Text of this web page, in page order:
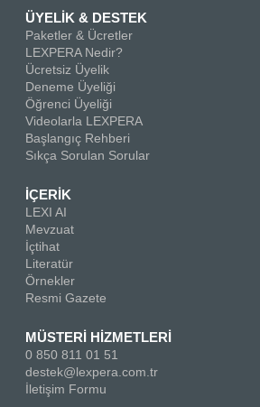
ÜYELİK & DESTEK
Paketler & Ücretler
LEXPERA Nedir?
Ücretsiz Üyelik
Deneme Üyeliği
Öğrenci Üyeliği
Videolarla LEXPERA
Başlangıç Rehberi
Sıkça Sorulan Sorular
İÇERİK
LEXI AI
Mevzuat
İçtihat
Literatür
Örnekler
Resmi Gazete
MÜSTERİ HİZMETLERİ
0 850 811 01 51
destek@lexpera.com.tr
İletişim Formu